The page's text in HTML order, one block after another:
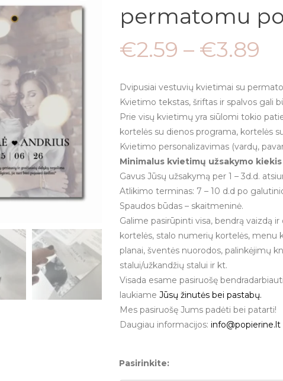
permatomu
€2.59 – €3.89
Dvipusiai vestuvių kvietimai su
Kvietimo tekstas, šriftas ir spalvos gali
Prie visų kvietimų yra siūlomi tokio
kortelės su dienos programa, kortelės
Kvietimo personalizavimas (vardų,
Minimalus kvietimų užsakymo kiekis
Gavus Jūsų užsakymą per 1 – 3d.d.
Atlikimo terminas: 7 – 10 d.d po
Spaudos būdas – skaitmeninė.
Galime pasirūpinti visa, bendrą vaizdą
kortelės, stalo numerių kortelės, menu
planai, šventės nuorodos, palinkėjimų
stalui/užkandžių stalui ir kt.
Visada esame pasiruošę
laukiameJūsų žinutės bei pastabų.
Mes pasiruošę Jums padėti bei patarti!
Daugiau informacijos:info@popierine.lt
Pasirinkite: